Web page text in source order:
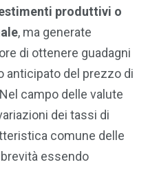
produttivi o
, ma generate
di ottenere guadagni
anticipato del prezzo di
campo delle valute
dei tassi di
comune delle
essendo